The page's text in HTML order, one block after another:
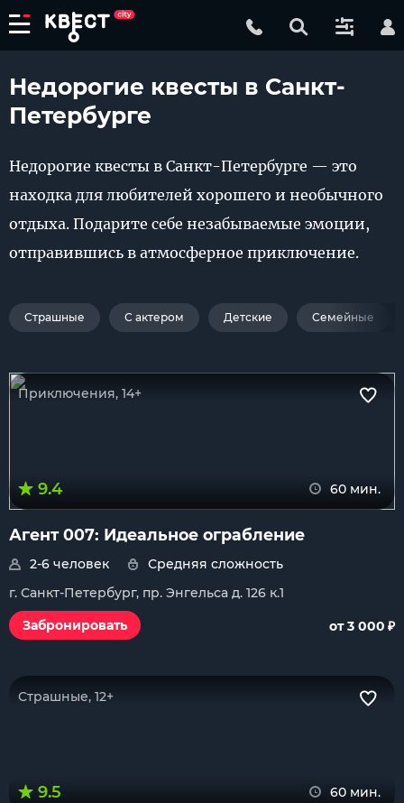
Недорогие квесты в Санкт-
Петербурге
Недорогие квесты в Санкт-Петербурге — это
находка для любителей хорошего и необычного
отдыха. Подарите себе незабываемые эмоции,
отправившись в атмосферное приключение.
Страшные С актером Детские Семейные
Приключения, 14+
9.4 60 мин.
Агент 007: Идеальное ограбление
2-6 человек
Средняя сложность
г. Санкт-Петербург, пр. Энгельса д. 126 к.1
Забронировать
от 3 000 ₽
Страшные, 12+
9.5 60 мин.